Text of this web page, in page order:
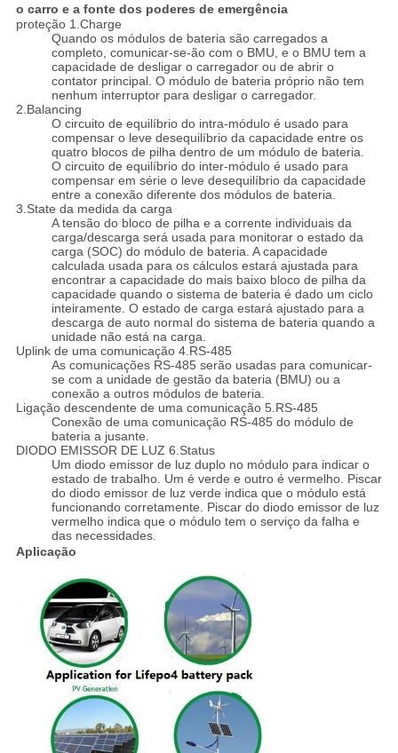
o carro e a fonte dos poderes de emergência
proteção 1.Charge
Quando os módulos de bateria são carregados a
completo, comunicar-se-ão com o BMU, e o BMU tem a
capacidade de desligar o carregador ou de abrir o
contator principal. O módulo de bateria próprio não tem
nenhum interruptor para desligar o carregador.
2.Balancing
O circuito de equilíbrio do intra-módulo é usado para
compensar o leve desequilíbrio da capacidade entre os
quatro blocos de pilha dentro de um módulo de bateria.
O circuito de equilíbrio do inter-módulo é usado para
compensar em série o leve desequilíbrio da capacidade
entre a conexão diferente dos módulos de bateria.
3.State da medida da carga
A tensão do bloco de pilha e a corrente individuais da
carga/descarga será usada para monitorar o estado da
carga (SOC) do módulo de bateria. A capacidade
calculada usada para os cálculos estará ajustada para
encontrar a capacidade do mais baixo bloco de pilha da
capacidade quando o sistema de bateria é dado um ciclo
inteiramente. O estado de carga estará ajustado para a
descarga de auto normal do sistema de bateria quando a
unidade não está na carga.
Uplink de uma comunicação 4.RS-485
As comunicações RS-485 serão usadas para comunicar-
se com a unidade de gestão da bateria (BMU) ou a
conexão a outros módulos de bateria.
Ligação descendente de uma comunicação 5.RS-485
Conexão de uma comunicação RS-485 do módulo de
bateria a jusante.
DIODO EMISSOR DE LUZ 6.Status
Um diodo emissor de luz duplo no módulo para indicar o
estado de trabalho. Um é verde e outro é vermelho. Piscar
do diodo emissor de luz verde indica que o módulo está
funcionando corretamente. Piscar do diodo emissor de luz
vermelho indica que o módulo tem o serviço da falha e
das necessidades.
Aplicação